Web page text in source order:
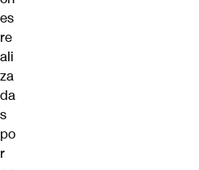
es
re
ali
za
da
s
po
r